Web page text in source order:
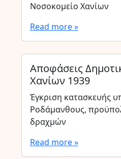
Νοσοκομείο Χανίων
Read more »
Αποφάσεις
Χανίων 1939
Έγκριση κατασκευής
Ροδάμανθους,
δραχμών
Read more »